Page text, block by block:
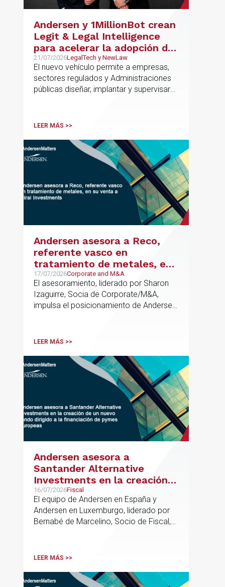
la financiación del proyecto.
Andersen y 1MillionBot crean
Legit & Legal Intelligence
para acelerar la adopción de
IA con seguridad jurídica en
el marco regulatorio europeo
21/07/2026LegalTech y NewLaw
El nuevo vehículo permite a empresas,
sectores regulados y Administraciones
públicas diseñar, implantar y supervisar
cumplimiento normativo desde el origen.
metodología propia de gestión de
riesgos de IA y se alinea con la
estrategia española de IA soberana
articulada en torno a ALIA.
LEER MÁS >>
Andersen asesora a Reco,
referente vasco en
tratamiento de metales, en
su venta a Mirai Investments
17/07/2026Corporate and M&A
El asesoramiento, liderado por Sharon
Izaguirre, Socia de Corporate/M&A,
impulsa el posicionamiento de Andersen
procesos estratégicos de M&A
LEER MÁS >>
Andersen asesora a
Santander Alternative
Investments en la creación
de un nuevo fondo dirigido a
la financiación de pymes
europeas
16/07/2026Fiscal
El equipo de Andersen en España y
Andersen en Luxemburgo, liderado por
Bernabé de Marcelino, Socio de Fiscal,
formación del fondo, hasta el primer
LEER MÁS >>